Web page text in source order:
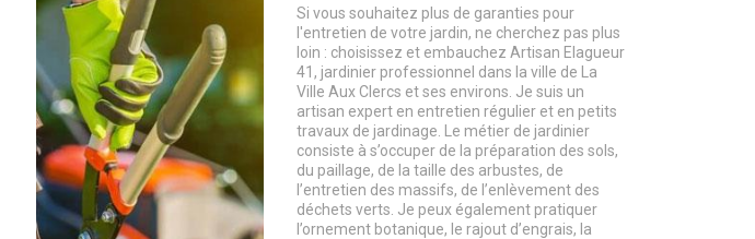
Si vous souhaitez plus de garanties pour
l'entretien de votre jardin, ne cherchez pas plus
loin : choisissez et embauchez Artisan Elagueur
41, jardinier professionnel dans la ville de La
Ville Aux Clercs et ses environs. Je suis un
artisan expert en entretien régulier et en petits
travaux de jardinage. Le métier de jardinier
consiste à s’occuper de la préparation des sols,
du paillage, de la taille des arbustes, de
l’entretien des massifs, de l’enlèvement des
déchets verts. Je peux également pratiquer
l’ornement botanique, le rajout d’engrais, la